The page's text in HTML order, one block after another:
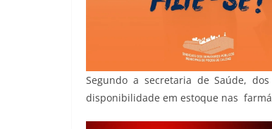
Segundo a secretaria de Saúde,
disponibilidade em estoque nas